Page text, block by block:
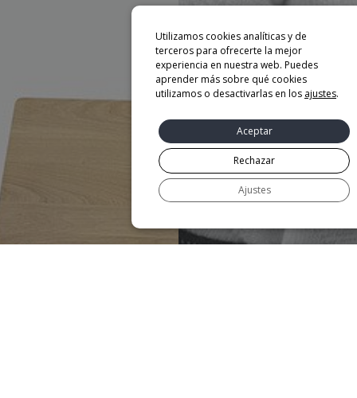
Utilizamos cookies analíticas y de
terceros para ofrecerte la mejor
experiencia en nuestra web. Puedes
aprender más sobre qué cookies
utilizamos o desactivarlas en los ajustes.
Aceptar
Rechazar
Ajustes